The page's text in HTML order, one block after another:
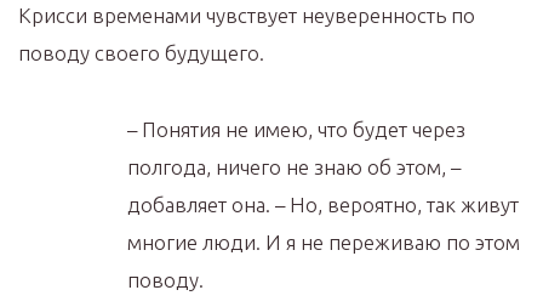
Крисси временами чувствует неуверенность по
поводу своего будущего.
– Понятия не имею, что будет через
полгода, ничего не знаю об этом, –
добавляет она. – Но, вероятно, так живут
многие люди. И я не переживаю по этом
поводу.